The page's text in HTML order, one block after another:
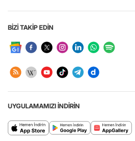
BİZİ TAKİP EDİN
UYGULAMAMIZI İNDİRİN